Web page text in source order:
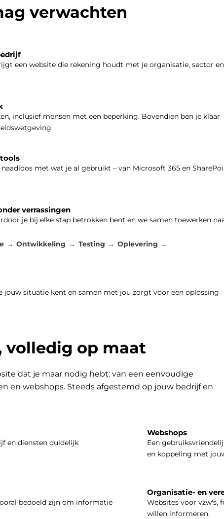
verwachten
een website die rekening houdt met je organisatie, sector en
inclusief mensen met een beperking. Bovendien ben je klaar
met wat je al gebruikt – van Microsoft 365 en
verrassingen
je bij elke stap betrokken bent en we samen toewerken
Ontwikkeling Testing
Oplevering
jouw situatie kent en samen met jou zorgt voor een oplossing
volledig op maat
dat je maar nodig hebt: van een eenvoudige
en webshops. Steeds afgestemd op jouw bedrijf en
en diensten duidelijk
Webshops
Een
en koppeling met
bedoeld zijn om informatie
Organisatie- en
Websites voor vzw's,
willen informeren.